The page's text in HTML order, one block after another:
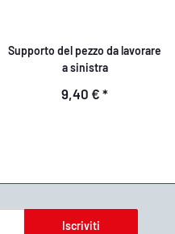
Supporto del pezzo da lavorare
a sinistra
9,40 € *
Iscriviti